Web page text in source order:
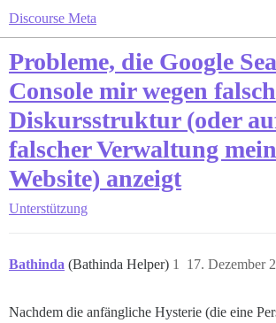
Discourse Meta
Probleme, die Google
Console mir wegen
Diskursstruktur (oder
falscher Verwaltung
Website) anzeigt
Unterstützung
Bathinda (Bathinda Helper) 17. Dezember
1
Nachdem die anfängliche Hysterie (die eine